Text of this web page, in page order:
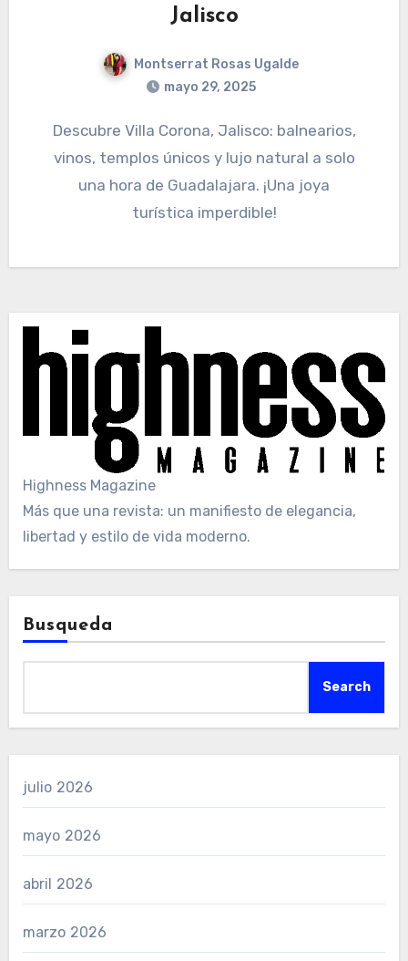
Jalisco
Montserrat Rosas Ugalde
mayo 29, 2025
Descubre Villa Corona, Jalisco: balnearios,
vinos, templos únicos y lujo natural a solo
una hora de Guadalajara. ¡Una joya
turística imperdible!
Highness Magazine
Más que una revista: un manifiesto de elegancia,
libertad y estilo de vida moderno.
Busqueda
Search
julio 2026
mayo 2026
abril 2026
marzo 2026